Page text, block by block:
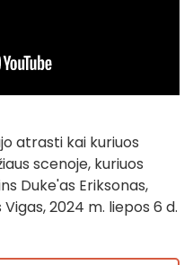
atrasti kai kuriuos
scenoje, kuriuos
Duke'as Eriksonas,
2024 m. liepos 6 d.